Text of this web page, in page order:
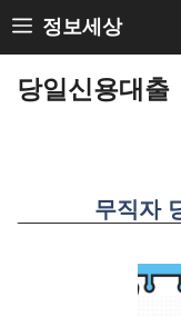
Skip
to
content
정보세상
당일신용대출
무직자